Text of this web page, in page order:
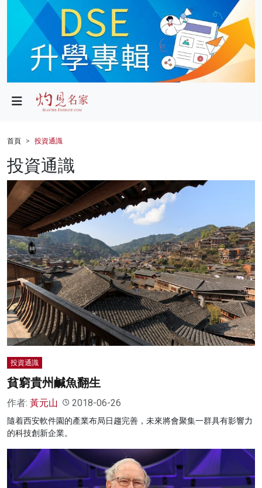
政局
財經
生活
健康
商業
科技
影片
名家榜
灼見活動
關於我們
首頁 投資通識
投資通識
投資通識
貧窮貴州鹹魚翻生
作者: 黃元山 2018-06-26
隨着西安軟件園的產業布局日趨完善，未來將會聚集一群具有影響力
的科技創新企業。